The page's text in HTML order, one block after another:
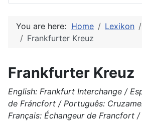
You are here: Home Lexikon
Frankfurter Kreuz
Frankfurter Kreuz
English: Frankfurt Interchange /
de Fráncfort / Português:
Français: Échangeur de Francfort